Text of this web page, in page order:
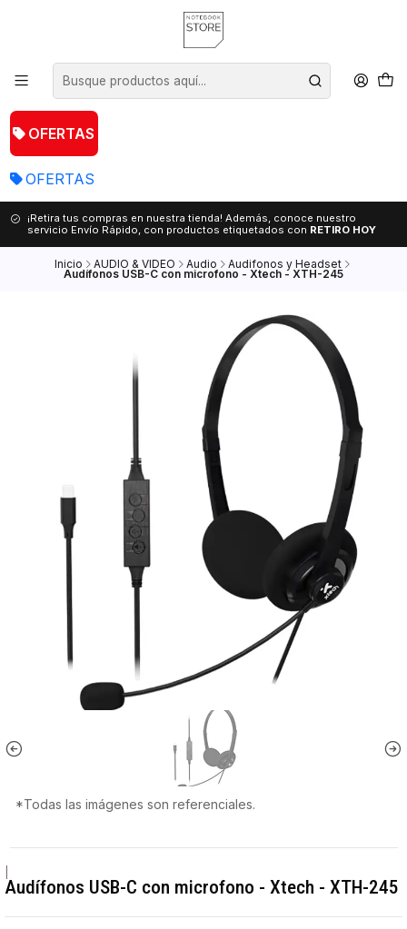
OFERTAS
OFERTAS
¡Retira tus compras en nuestra tienda! Además, conoce nuestro
servicio Envío Rápido, con productos etiquetados con RETIRO HOY
Inicio AUDIO & VIDEO Audio Audifonos y Headset
Audífonos USB-C con microfono - Xtech - XTH-245
*Todas las imágenes son referenciales.
Audífonos USB-C con microfono - Xtech - XTH-245